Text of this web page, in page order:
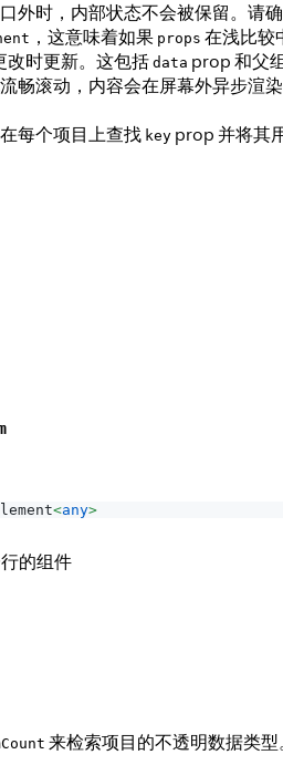
外时，内部状态不会被保留。请
，这意味着如果 props 在浅比较
改时更新。这包括data prop 和父
畅滚动，内容会在屏幕外异步渲
每个项目上查找 key prop 并将其
<any>
的组件
来检索项目的不透明数据类型